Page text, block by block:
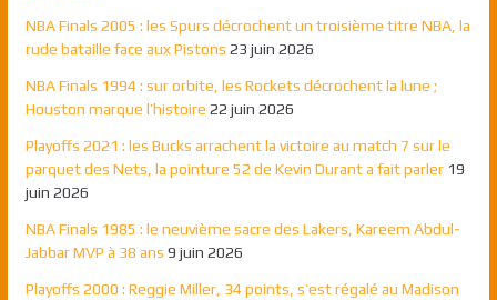
NBA Finals 2005 : les Spurs décrochent un troisième titre NBA, la
rude bataille face aux Pistons 23 juin 2026
NBA Finals 1994 : sur orbite, les Rockets décrochent la lune ;
Houston marque l’histoire 22 juin 2026
Playoffs 2021 : les Bucks arrachent la victoire au match 7 sur le
parquet des Nets, la pointure 52 de Kevin Durant a fait parler 19
juin 2026
NBA Finals 1985 : le neuvième sacre des Lakers, Kareem Abdul-
Jabbar MVP à 38 ans 9 juin 2026
Playoffs 2000 : Reggie Miller, 34 points, s’est régalé au Madison